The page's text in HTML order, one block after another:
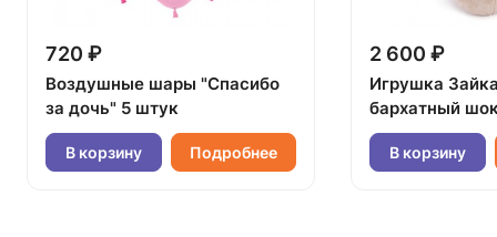
720 ₽
Воздушные шары "Спасибо
за дочь" 5 штук
В корзину Подробнее
2 600 ₽
Игрушка
бархатный
В корзину